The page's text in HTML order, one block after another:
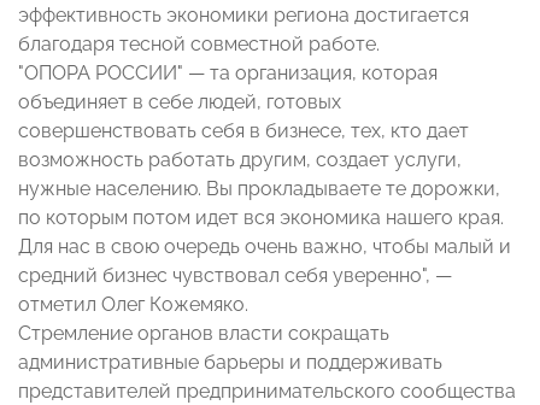
эффективность экономики региона достигается
благодаря тесной совместной работе.
"ОПОРА РОССИИ" — та организация, которая
объединяет в себе людей, готовых
совершенствовать себя в бизнесе, тех, кто дает
возможность работать другим, создает услуги,
нужные населению. Вы прокладываете те дорожки,
по которым потом идет вся экономика нашего края.
Для нас в свою очередь очень важно, чтобы малый и
средний бизнес чувствовал себя уверенно", —
отметил Олег Кожемяко.
Стремление органов власти сокращать
административные барьеры и поддерживать
представителей предпринимательского сообщества